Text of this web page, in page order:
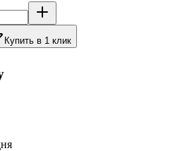
Купить в 1 клик